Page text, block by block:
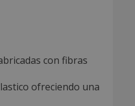
con fibras
ofreciendo una